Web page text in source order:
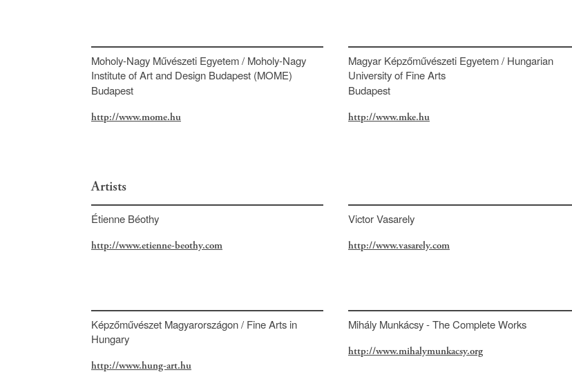
Moholy-Nagy Művészeti Egyetem / Moholy-Nagy
Institute of Art and Design Budapest (MOME)
Budapest
http://www.mome.hu
Magyar Képzőművészeti Egyetem / Hungarian
University of Fine Arts
Budapest
http://www.mke.hu
Artists
Étienne Béothy
http://www.etienne-beothy.com
Victor Vasarely
http://www.vasarely.com
Képzőművészet Magyarországon / Fine Arts in
Hungary
http://www.hung-art.hu
Mihály Munkácsy - The Complete Works
http://www.mihalymunkacsy.org